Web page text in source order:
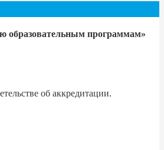
образовательным программам»
об аккредитации.